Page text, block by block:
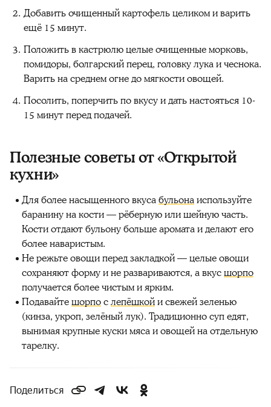
Добавить очищенный картофель целиком и варить
ещё 15 минут.
Положить в кастрюлю целые очищенные морковь,
помидоры, болгарский перец, головку лука и чеснока.
Варить на среднем огне до мягкости овощей.
Посолить, поперчить по вкусу и дать настояться 10-
15 минут перед подачей.
Полезные советы от «Открытой
кухни»
Для более насыщенного вкусабульонаиспользуйте
баранину на кости — рёберную или шейную часть.
Кости отдают бульону больше аромата и делают его
более наваристым.
Не режьте овощи перед закладкой — целые овощи
сохраняют форму и не развариваются, а вкусшорпо
получается более чистым и ярким.
Подавайтешорпослепёшкойи свежей зеленью
(кинза, укроп, зелёный лук). Традиционно суп едят,
вынимая крупные куски мяса и овощей на отдельную
тарелку.
Поделиться